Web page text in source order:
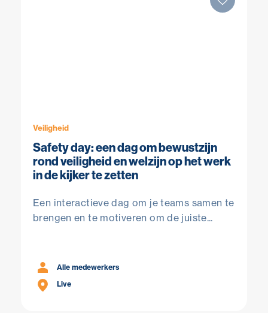
Veiligheid
Safety day: een dag om bewustzijn
rond veiligheid en welzijn op het werk
in de kijker te zetten
Een interactieve dag om je teams samen te
brengen en te motiveren om de juiste...
Alle medewerkers
Live